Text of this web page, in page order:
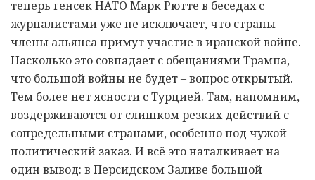
теперь генсек НАТО Марк Рютте в беседах с
журналистами уже не исключает, что страны –
члены альянса примут участие в иранской войне.
Насколько это совпадает с обещаниями Трампа,
что большой войны не будет – вопрос открытый.
Тем более нет ясности с Турцией. Там, напомним,
воздерживаются от слишком резких действий с
сопредельными странами, особенно под чужой
политический заказ. И всё это наталкивает на
один вывод: в Персидском Заливе большой